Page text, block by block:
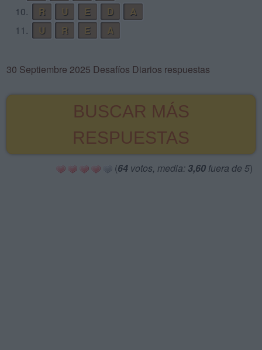
10.
R U E D
A
11.
U R E A
30 Septiembre 2025 Desafíos Diarios respuestas
BUSCAR MÁS
RESPUESTAS
(64 votos, media: 3,60 fuera de 5)